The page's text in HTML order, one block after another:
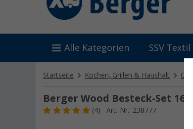
Alle Kategorien SSV Textil
Startseite Kochen, Grillen & Haushalt
Berger Wood Besteck-Set 16-
(4) Art.-Nr.: 238777